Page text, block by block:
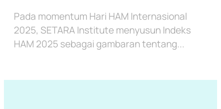
Pada momentum Hari HAM Internasional
2025, SETARA Institute menyusun Indeks
HAM 2025 sebagai gambaran tentang...